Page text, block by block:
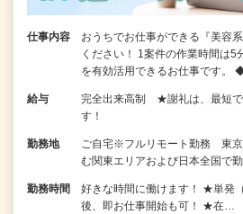
仕事内容
おうちでお仕事ができる『美容
ください！ 1案件の作業時間は5
を有効活用できるお仕事です。
給与
完全出来高制 ★謝礼は、最短で
す！
勤務地
ご自宅※フルリモート勤務 東京
む関東エリアおよび日本全国で
勤務時間
好きな時間に働けます！ ★単発
後、即お仕事開始も可！ ★在…